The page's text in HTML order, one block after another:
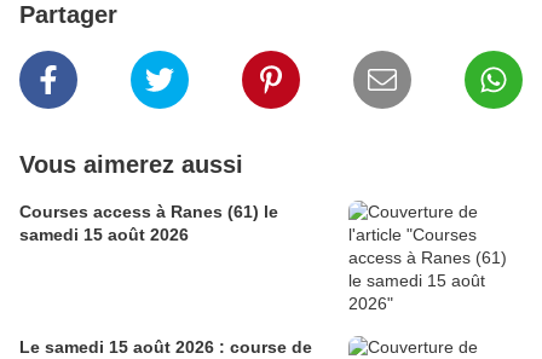
Partager
Vous aimerez aussi
Courses access à Ranes (61) le
samedi 15 août 2026
Le samedi 15 août 2026 : course de